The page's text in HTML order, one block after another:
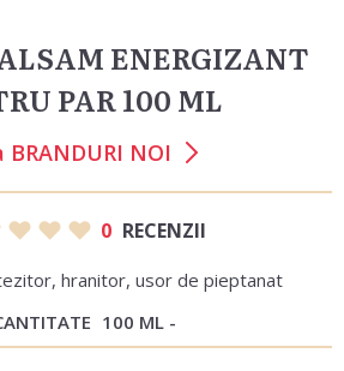
ENERGIZANT
PAR 100 ML
BRANDURI NOI
0 RECENZII
hranitor, usor de pieptanat
100 ML